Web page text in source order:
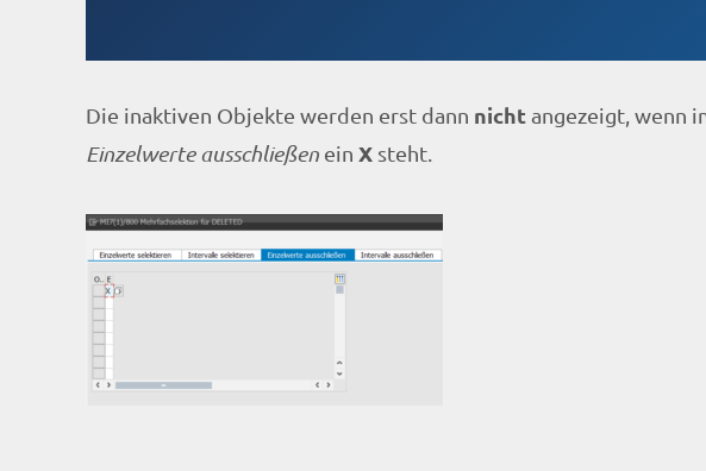
Die inaktiven Objekte werden erst dann nichtangezeigt, wenn
Einzelwerte ausschließen ein X steht.